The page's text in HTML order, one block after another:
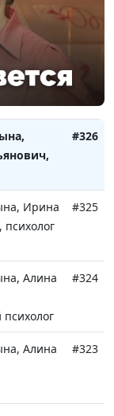
Ирина
#328
Ирина
психолог
#327
#326
Ирина
#325
Алина
психолог
#324
Алина
#323